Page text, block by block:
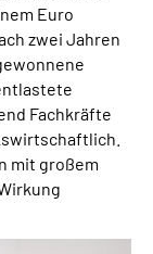
Euro
zwei Jahren
Fachkräfte
mit großem